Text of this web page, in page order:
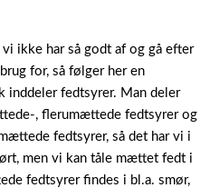
ikke har så godt af og gå efter
for, så følger her en
inddeler fedtsyrer. Man deler
, flerumættede fedtsyrer og
fedtsyrer, så det har vi i
men vi kan tåle mættet fedt i
fedtsyrer findes i bl.a. smør,